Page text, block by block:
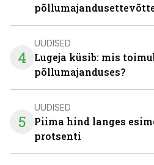
4
UUDISED
Lugeja küsib: mis
põllumajanduses?
5
UUDISED
Piima hind langes
protsenti